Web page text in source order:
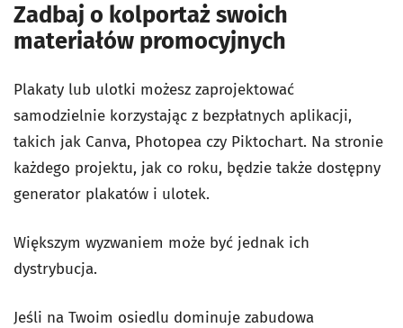
Zadbaj o kolportaż swoich
materiałów promocyjnych
Plakaty lub ulotki możesz zaprojektować
samodzielnie korzystając z bezpłatnych aplikacji,
takich jak Canva, Photopea czy Piktochart. Na stronie
każdego projektu, jak co roku, będzie także dostępny
generator plakatów i ulotek.
Większym wyzwaniem może być jednak ich
dystrybucja.
Jeśli na Twoim osiedlu dominuje zabudowa